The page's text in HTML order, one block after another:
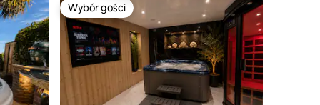
gości Wybór gości
Wybór gości